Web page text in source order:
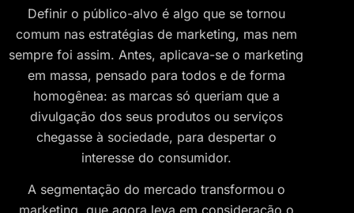
Definir o público-alvo é algo que se tornou
comum nas estratégias de marketing, mas nem
sempre foi assim. Antes, aplicava-se o marketing
em massa, pensado para todos e de forma
homogênea: as marcas só queriam que a
divulgação dos seus produtos ou serviços
chegasse à sociedade, para despertar o
interesse do consumidor.
A segmentação do mercado transformou o